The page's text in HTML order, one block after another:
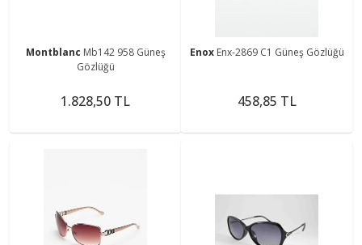
Montblanc Mb142 958 Güneş
Gözlüğü
1.828,50 TL
Enox Enx-2869 C1 Güneş Gözlüğü
458,85 TL